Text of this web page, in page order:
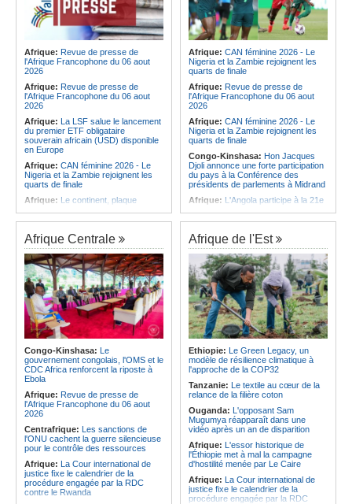
Afrique: Revue de presse de
l'Afrique Francophone du 06 aout
2026
Afrique: Revue de presse de
l'Afrique Francophone du 06 aout
2026
Afrique: La LSF salue le lancement
du premier ETF obligataire
souverain africain (USD) disponible
en Europe
Afrique: CAN féminine 2026 - Le
Nigeria et la Zambie rejoignent les
quarts de finale
Afrique: Le continent, plaque
Afrique:Pourquoi l'avenir du textile
africain est bien plus prometteur que
ne le laissent penser les chiffres
Afrique:L'essor historique de
l'Éthiopie met à mal la campagne
d'hostilité menée par Le Caire
Afrique:La Cour international de
justice fixe le calendrier de la
procédure engagée par la RDC
contre le Rwanda
Afrique:Ligue des Champions de la
CAF - L'Espérance exemptée au
premier tour, le Club Africain hérite
du Djoliba AC
Afrique: Un consortium européen
développe un modèle de production
novateur pour les ingrédients
opportunité pour le pays
Afrique: CAN féminine 2026 - Le
Nigeria et la Zambie rejoignent les
quarts de finale
Afrique: Revue de presse de
l'Afrique Francophone du 06 aout
2026
Afrique: CAN féminine 2026 - Le
Nigeria et la Zambie rejoignent les
quarts de finale
Congo-Kinshasa: Hon Jacques
Djoli annonce une forte participation
du pays à la Conférence des
présidents de parlements à Midrand
Afrique: L'Angola participe à la 21e
Afrique:CAN féminine - La Côte
d'Ivoire affrontera l'Algérie et le
Maroc fera face à l'Afrique du Sud
en quarts
Afrique: Revue de presse de
l'Afrique francophone du 05 août
2026
Afrique:L'Angola et l'UA préparent
le sommet sur la prévention et la
résolution des conflits
Angola:Le paiement échelonné
des services touristiques démarre
ce jeudi
Angola:Jiu-jitsu - Le pays
décroche une troisième médaille à
Afrique Centrale
Congo-Kinshasa: Le
gouvernement congolais, l'OMS et le
CDC Africa renforcent la riposte à
Ebola
Afrique: Revue de presse de
l'Afrique Francophone du 06 aout
2026
Centrafrique: Les sanctions de
l'ONU cachent la guerre silencieuse
pour le contrôle des ressources
Afrique: La Cour international de
justice fixe le calendrier de la
procédure engagée par la RDC
contre le Rwanda
Afrique de l'Est
Ethiopie: Le Green Legacy, un
modèle de résilience climatique à
l'approche de la COP32
Tanzanie: Le textile au cœur de la
relance de la filière coton
Ouganda: L'opposant Sam
Mugumya réapparaît dans une
vidéo après un an de disparition
Afrique: L'essor historique de
l'Éthiopie met à mal la campagne
d'hostilité menée par Le Caire
Afrique: La Cour international de
justice fixe le calendrier de la
procédure engagée par la RDC